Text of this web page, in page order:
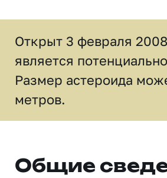
Открыт 3 февраля
является
Размер астероида
метров.
Общие